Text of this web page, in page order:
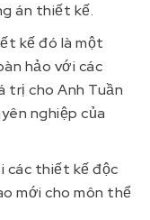
án thiết kế.
kế đó là một
hảo với các
trị cho Anh Tuần
nghiệp của
các thiết kế độc
mới cho môn thể